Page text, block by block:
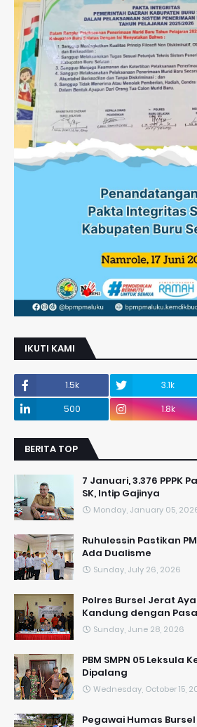
IKUTI KAMI
1.5k 3.1k
500
1.8k
BERITA TOP
7 Januari, 3.376 PPPK
SK, Intip Gajinya
Monday, January 05,
​Ruhulessin Pastikan
Ada Dualisme
Sunday, July 26, 2026
Polres Bursel Jerat
Kandung dengan
Sunday, June 28, 2026
PBM SMPN 05 Leksula
Dipalang
Wednesday, October 15,
Pegawai Humas